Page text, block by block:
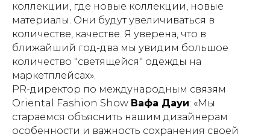
коллекции, где новые коллекции, новые
материалы. Они будут увеличиваться в
количестве, качестве. Я уверена, что в
ближайший год-два мы увидим большое
количество "светящейся" одежды на
маркетплейсах».
PR-директор по международным связям
Oriental Fashion Show Вафа Дауи: «Мы
стараемся объяснить нашим дизайнерам
особенности и важность сохранения своей